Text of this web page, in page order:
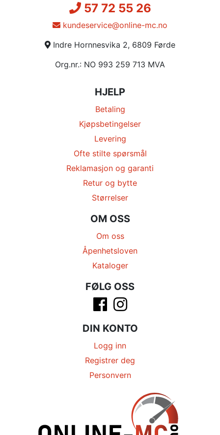
57 72 55 26
kundeservice@online-mc.no
Indre Hornnesvika 2, 6809 Førde
Org.nr.: NO 993 259 713 MVA
HJELP
Betaling
Kjøpsbetingelser
Levering
Ofte stilte spørsmål
Reklamasjon og garanti
Retur og bytte
Størrelser
OM OSS
Om oss
Åpenhetsloven
Kataloger
FØLG OSS
DIN KONTO
Logg inn
Registrer deg
Personvern